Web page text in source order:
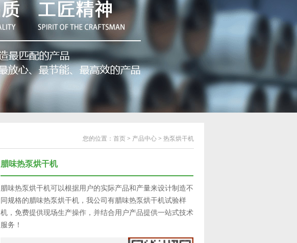
您的位置： 首页 > 产品中心 > 热泵烘干机
腊味热泵烘干机
腊味热泵烘干机可以根据用户的实际产品和产量来设计制造不
同规格的腊味热泵烘干机，我公司有腊味热泵烘干机试验样
机，免费提供现场生产操作，并结合用户产品提供一站式技术
服务！